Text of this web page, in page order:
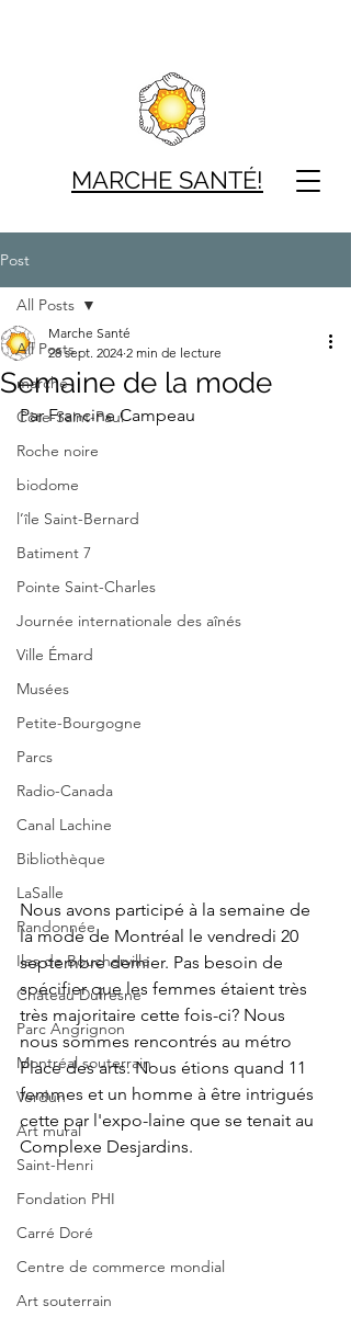
MARCHE SANTÉ!
Post
All Posts
marche
Côte-Saint-Paul
Roche noire
biodome
l’île Saint-Bernard
Batiment 7
Pointe Saint-Charles
Journée internationale des aînés
Ville Émard
Musées
Petite-Bourgogne
Parcs
Radio-Canada
Canal Lachine
Bibliothèque
LaSalle
Randonnée
Iles de Boucherville
Château Dufresne
Parc Angrignon
Montréal souterrain
Verdun
Art mural
Saint-Henri
Fondation PHI
Carré Doré
Centre de commerce mondial
Art souterrain
All Posts
Semaine de la mode
Marche Santé
28 sept. 2024 2 min de lecture
Par Francine Campeau
Nous avons participé à la semaine de
la mode de Montréal le vendredi 20
septembre dernier. Pas besoin de
spécifier que les femmes étaient très
très majoritaire cette fois-ci? Nous
nous sommes rencontrés au métro
Place des arts. Nous étions quand 11
femmes et un homme à être intrigués
cette par l'expo-laine que se tenait au
Complexe Desjardins.